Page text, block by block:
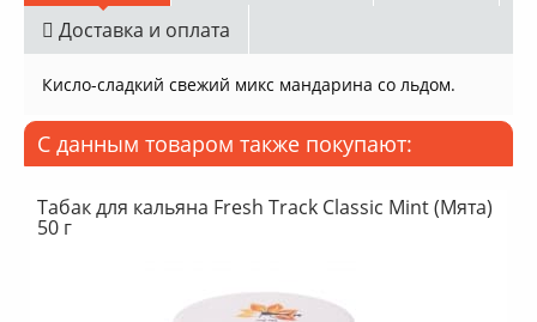
Доставка и оплата
Кисло-сладкий свежий микс мандарина со льдом.
С данным товаром также покупают:
Табак для кальяна Fresh Track Classic Mint (Мята)
50 г